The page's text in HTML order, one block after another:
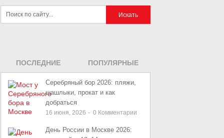
ПОСЛЕДНИЕ
ЗАПИСИ
ПОПУЛЯРНЫЕ
ЗАПИСИ
Серебряный бор 2026: пляжи,
шашлыки, прокат и как
добраться
16 июня, 2026 - 0 Комментарии
День России в Москве 2026: